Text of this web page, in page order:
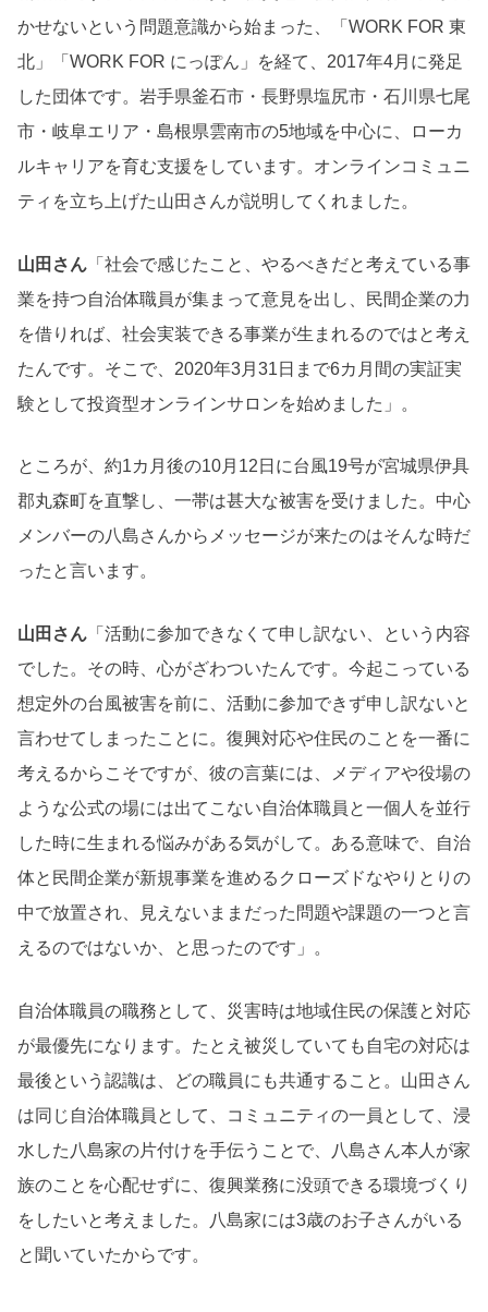
かせないという問題意識から始まった、「WORK FOR 東
北」「WORK FOR にっぽん」を経て、2017年4月に発足
した団体です。岩手県釜石市・長野県塩尻市・石川県七尾
市・岐阜エリア・島根県雲南市の5地域を中心に、ローカ
ルキャリアを育む支援をしています。オンラインコミュニ
ティを立ち上げた山田さんが説明してくれました。
山田さん 「社会で感じたこと、やるべきだと考えている事
業を持つ自治体職員が集まって意見を出し、民間企業の力
を借りれば、社会実装できる事業が生まれるのではと考え
たんです。そこで、2020年3月31日まで6カ月間の実証実
験として投資型オンラインサロンを始めました」。
ところが、約1カ月後の10月12日に台風19号が宮城県伊具
郡丸森町を直撃し、一帯は甚大な被害を受けました。中心
メンバーの八島さんからメッセージが来たのはそんな時だ
ったと言います。
山田さん 「活動に参加できなくて申し訳ない、という内容
でした。その時、心がざわついたんです。今起こっている
想定外の台風被害を前に、活動に参加できず申し訳ないと
言わせてしまったことに。復興対応や住民のことを一番に
考えるからこそですが、彼の言葉には、メディアや役場の
ような公式の場には出てこない自治体職員と一個人を並行
した時に生まれる悩みがある気がして。ある意味で、自治
体と民間企業が新規事業を進めるクローズドなやりとりの
中で放置され、見えないままだった問題や課題の一つと言
えるのではないか、と思ったのです」。
自治体職員の職務として、災害時は地域住民の保護と対応
が最優先になります。たとえ被災していても自宅の対応は
最後という認識は、どの職員にも共通すること。山田さん
は同じ自治体職員として、コミュニティの一員として、浸
水した八島家の片付けを手伝うことで、八島さん本人が家
族のことを心配せずに、復興業務に没頭できる環境づくり
をしたいと考えました。八島家には3歳のお子さんがいる
と聞いていたからです。